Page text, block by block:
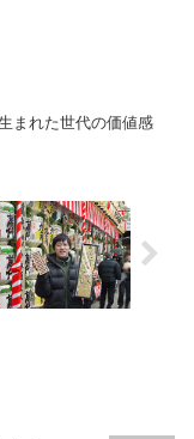
まれた世代の価値感